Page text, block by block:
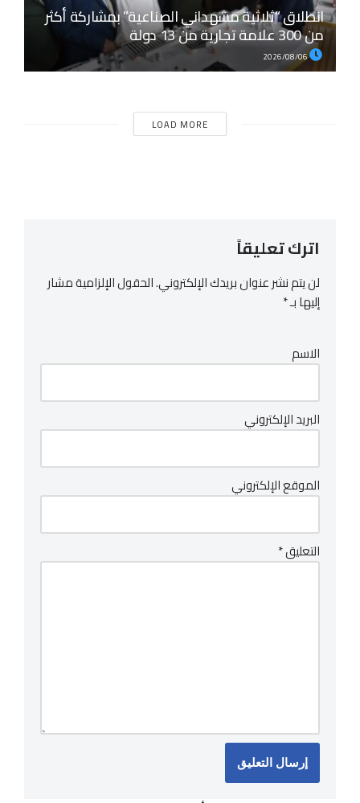
انطلاق “ثلاثية مشهداني الصناعية” بمشاركة أكثر
من 300 علامة تجارية من 13 دولة
2026/08/06
LOAD MORE
اترك تعليقاً
لن يتم نشر عنوان بريدك الإلكتروني.الحقول الإلزامية مشار
إليها بـ*
الاسم
البريد الإلكتروني
الموقع الإلكتروني
التعليق*